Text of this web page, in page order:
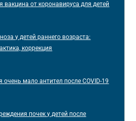
вакцина от коронавируса для детей
у детей раннего возраста:
коррекция
мало антител после COVID-19
почек у детей после